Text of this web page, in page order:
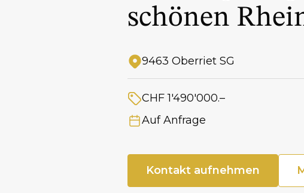
schönen
Adresse
9463 Oberriet SG
PreisCHF 1'490'000.–
Verfügbar ab
Auf Anfrage
Kontakt aufnehmen